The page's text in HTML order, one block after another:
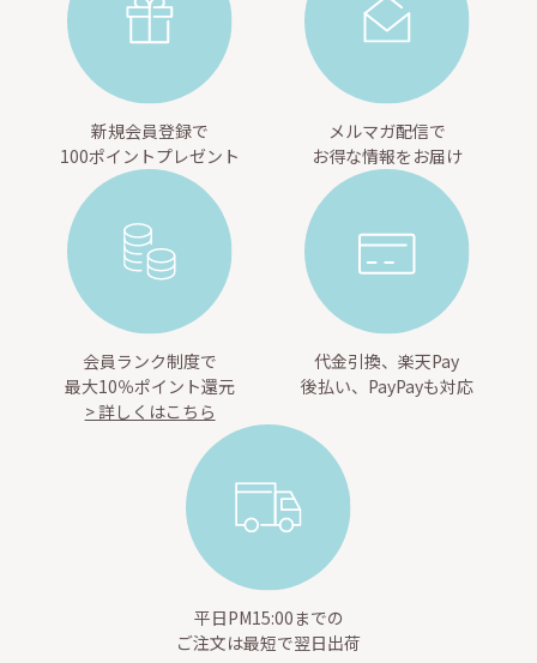
新規会員登録で
100ポイントプレゼント
メルマガ配信で
お得な情報をお届け
会員ランク制度で
最大10％ポイント還元
> 詳しくはこちら
代金引換、楽天Pay
後払い、PayPayも対応
平日PM15:00までの
ご注文は最短で翌日出荷